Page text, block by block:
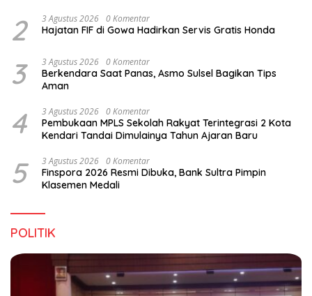
2 3 Agustus 2026 0 Komentar
Hajatan FIF di Gowa Hadirkan Servis Gratis Honda
3 3 Agustus 2026 0 Komentar
Berkendara Saat Panas, Asmo Sulsel Bagikan Tips
Aman
4 3 Agustus 2026 0 Komentar
Pembukaan MPLS Sekolah Rakyat Terintegrasi 2 Kota
Kendari Tandai Dimulainya Tahun Ajaran Baru
5 3 Agustus 2026 0 Komentar
Finspora 2026 Resmi Dibuka, Bank Sultra Pimpin
Klasemen Medali
POLITIK